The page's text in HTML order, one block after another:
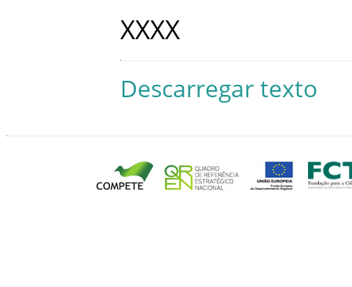
XXXX
Descarregar texto